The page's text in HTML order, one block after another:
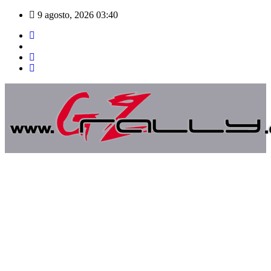
Saltar
contenido
9 agosto, 2026 03:40